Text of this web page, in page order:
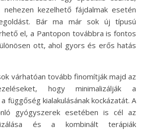
kezelhető fájdalmak esetén
Bár ma már sok új típusú
el, a Pantopon továbbra is fontos
ott, ahol gyors és erős hatás
várhatóan tovább finomítják majd az
hogy minimalizálják a
függőség kialakulásának kockázatát. A
gyógyszerek esetében is cél az
és a kombinált terápiák